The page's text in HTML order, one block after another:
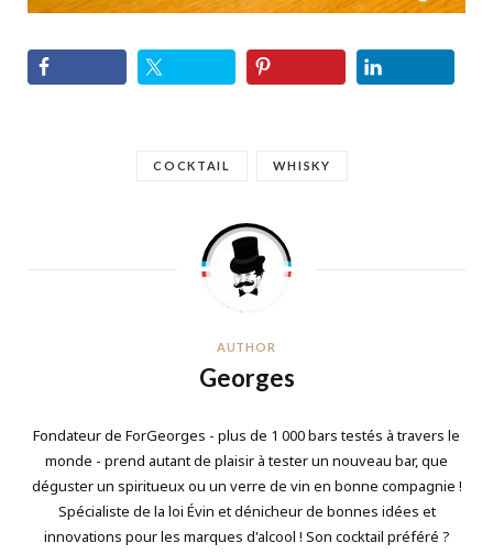
COCKTAIL WHISKY
AUTHOR
Georges
Fondateur de ForGeorges - plus de 1 000 bars testés à travers le
monde - prend autant de plaisir à tester un nouveau bar, que
déguster un spiritueux ou un verre de vin en bonne compagnie !
Spécialiste de la loi Évin et dénicheur de bonnes idées et
innovations pour les marques d'alcool ! Son cocktail préféré ?